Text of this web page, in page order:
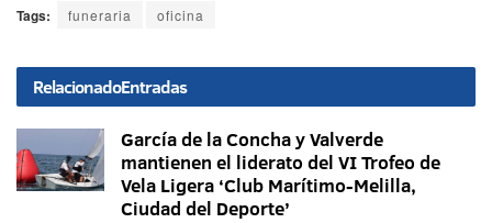
Tags: funeraria oficina
RelacionadoEntradas
García de la Concha y Valverde
mantienen el liderato del VI Trofeo de
Vela Ligera ‘Club Marítimo-Melilla,
Ciudad del Deporte’